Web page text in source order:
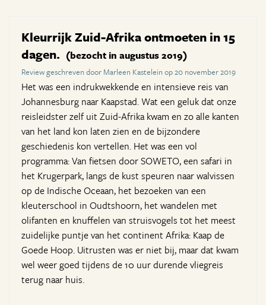
Kleurrijk Zuid-Afrika ontmoeten in 15
dagen. (bezocht in augustus 2019)
Review geschreven door Marleen Kastelein op 20 november 2019
Het was een indrukwekkende en intensieve reis van
Johannesburg naar Kaapstad. Wat een geluk dat onze
reisleidster zelf uit Zuid-Afrika kwam en zo alle kanten
van het land kon laten zien en de bijzondere
geschiedenis kon vertellen. Het was een vol
programma: Van fietsen door SOWETO, een safari in
het Krugerpark, langs de kust speuren naar walvissen
op de Indische Oceaan, het bezoeken van een
kleuterschool in Oudtshoorn, het wandelen met
olifanten en knuffelen van struisvogels tot het meest
zuidelijke puntje van het continent Afrika: Kaap de
Goede Hoop. Uitrusten was er niet bij, maar dat kwam
wel weer goed tijdens de 10 uur durende vliegreis
terug naar huis.